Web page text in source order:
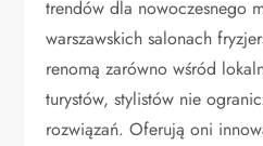
trendów dla nowoczesnego
warszawskich salonach
renomą zarówno wśród
turystów, stylistów nie
rozwiązań. Oferują oni